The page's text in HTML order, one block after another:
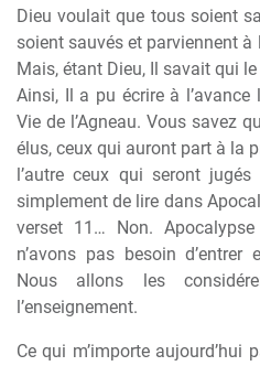
Dieu voulait que tous soient
soient sauvés et parviennent
Mais, étant Dieu, Il savait qui
Ainsi, Il a pu écrire à
Vie de l’Agneau. Vous savez
élus, ceux qui auront part à la
l’autre ceux qui seront
simplement de lire dans
verset 11… Non.
n’avons pas besoin
Nous allons les
l’enseignement.
Ce qui m’importe aujourd’hui